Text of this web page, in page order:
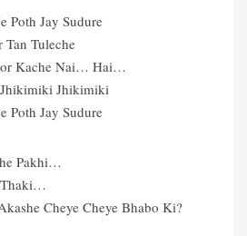
Poth Jay Sudure
Tuleche
Kache Nai… Hai…
Jhikimiki
Poth Jay Sudure
Pakhi…
Thaki…
Cheye Cheye Bhabo Ki?